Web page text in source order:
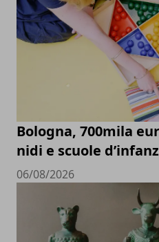
Bologna, 700mila
nidi e scuole
06/08/2026